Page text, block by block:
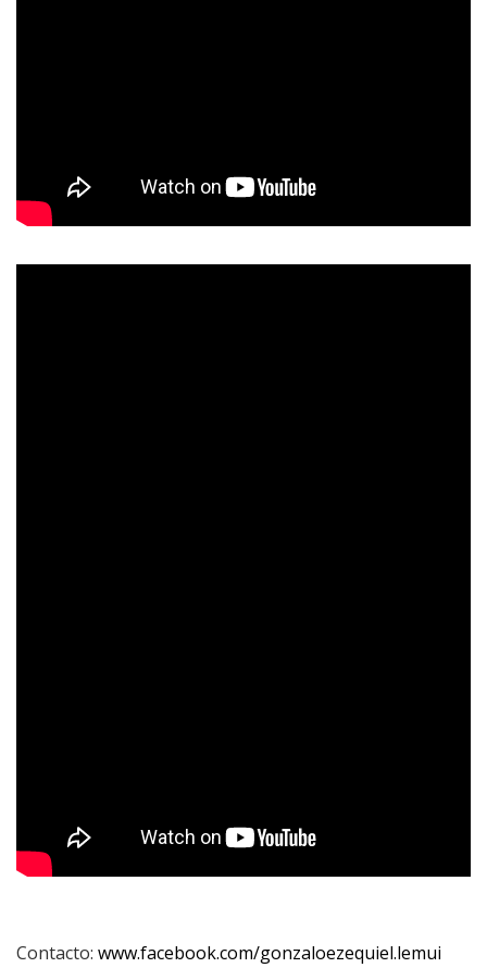
Contacto: www.facebook.com/gonzaloezequiel.lemui